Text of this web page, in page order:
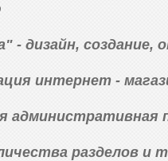
- дизайн, создание,
интернет -
административная
разделов и